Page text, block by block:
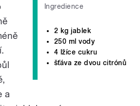
Ingredience
2 kg jablek
250 ml vody
4 lžíce cukru
šťáva ze dvou citrónů
a